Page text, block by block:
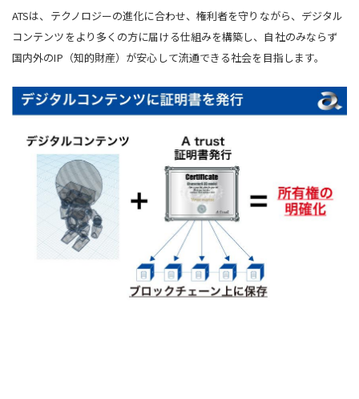
ATSは、テクノロジーの進化に合わせ、権利者を守りながら、デジタル
コンテンツをより多くの方に届ける仕組みを構築し、自社のみならず
国内外のIP（知的財産）が安心して流通できる社会を目指します。